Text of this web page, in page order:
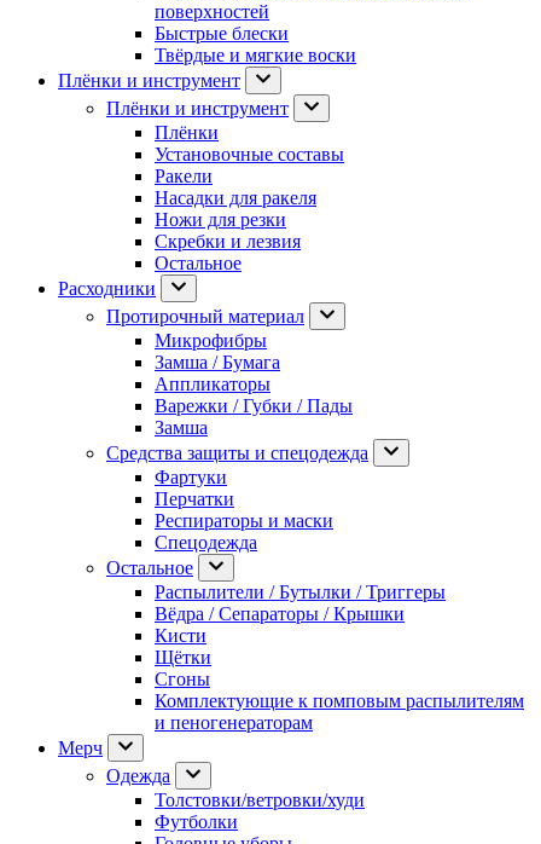
поверхностей
Быстрые блески
Твёрдые и мягкие воски
Плёнки и инструмент
Плёнки и инструмент
Плёнки
Установочные составы
Ракели
Насадки для ракеля
Ножи для резки
Скребки и лезвия
Остальное
Расходники
Протирочный материал
Микрофибры
Замша / Бумага
Аппликаторы
Варежки / Губки / Пады
Замша
Средства защиты и спецодежда
Фартуки
Перчатки
Респираторы и маски
Спецодежда
Остальное
Распылители / Бутылки / Триггеры
Вёдра / Сепараторы / Крышки
Кисти
Щётки
Сгоны
Комплектующие к помповым распылителям
и пеногенераторам
Мерч
Одежда
Толстовки/ветровки/худи
Футболки